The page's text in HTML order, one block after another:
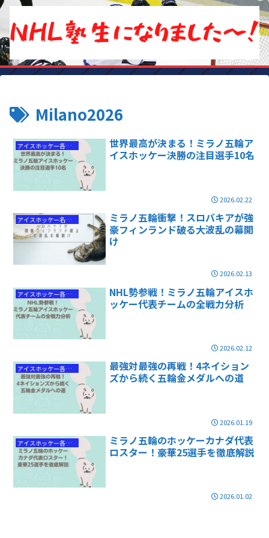
Milano2026
アイスホッケー各国代表情報
世界最高が決まる！ミラノ五輪ア
イスホッケー決勝の注目選手10名
2026.02.22
アイスホッケー名勝負
ミラノ五輪衝撃！スロバキアが強
豪フィンランド破る大波乱の幕開
け
2026.02.13
アイスホッケー各国代表情報
NHL勢参戦！ミラノ五輪アイスホ
ッケー代表チームの全戦力分析
2026.02.12
アイスホッケー各国代表情報
最強対最強の再戦！4ネイション
ズから続く五輪金メダルへの道
2026.01.19
アイスホッケー各国代表情報
ミラノ五輪のホッケーカナダ代表
ロスター！豪華25選手を徹底解説
2026.01.02